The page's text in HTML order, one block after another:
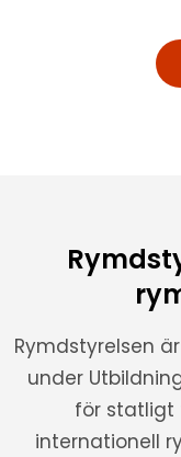
Rymdstyrelsen
under
för statligt
internationell